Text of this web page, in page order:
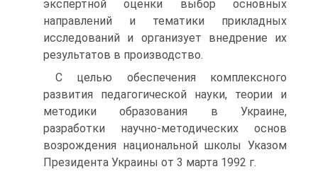
экспертной оценки выбор основных
направлений и тематики прикладных
исследований и организует внедрение их
результатов в производство.
С целью обеспечения комплексного
развития педагогической науки, теории и
методики образования в Украине,
разработки научно-методических основ
возрождения национальной школы Указом
Президента Украины от 3 марта 1992 г.